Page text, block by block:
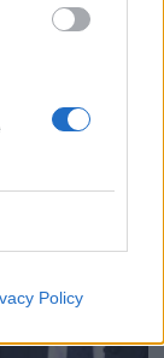
Policy
amoureux !